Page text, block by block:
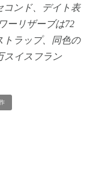
コンド、デイト表
ーリザーブは72
トラップ、同色の
スイスフラン